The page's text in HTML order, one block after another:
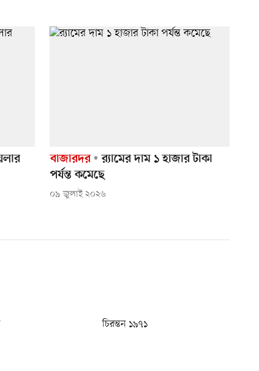
বাজারদর
র‍্যামের দাম ১ হাজার টাকা
পর্যন্ত কমেছে
০৯ জুলাই ২০২৬
চিরন্তন ১৯৭১